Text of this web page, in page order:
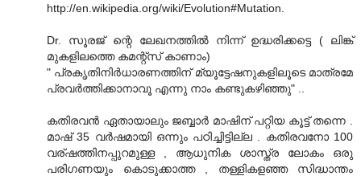
http://en.wikipedia.org/wiki/Evolution#Mutation.
Dr. സൂരജ് ന്റെ ലേഖനത്തില്‍ നിന്ന് ഉദ്ധരിക്കട്ടെ ( ലിങ്ക്
മുകളിലത്തെ കമന്റ്സ് കാണാം)
" പ്രകൃതിനിര്‍ധാരണത്തിന് മ്യൂട്ടേഷനുകളിലൂടെ മാത്രമേ
പ്രവര്‍ത്തിക്കാനാവൂ എന്നു നാം കണ്ടുകഴിഞ്ഞു" ..
കതിരവന്‍ ഏതായാലും ജബ്ബാര്‍ മാഷിന് പറ്റിയ കൂട്ട് തന്നെ .
മാഷ് 35 വര്‍ഷമായി ഒന്നും പഠിച്ചിട്ടില്ല . കതിരവനോ 100
വര്ഷത്തിനപ്പുറമുള്ള , ആധുനിക ശാസ്ത്ര ലോകം ഒരു
പരിഗണയും കൊടുക്കാത്ത , തള്ളികളഞ്ഞ സിദ്ധാന്തം